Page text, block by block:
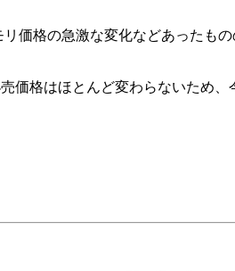
価格の急激な変化などあったも
価格はほとんど変わらないため